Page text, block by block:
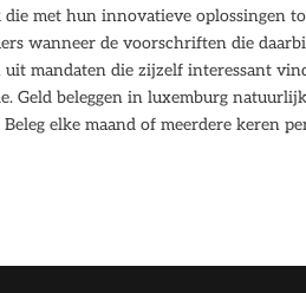
met hun innovatieve oplossingen
wanneer de voorschriften die
mandaten die zijzelf interessant
Geld beleggen in luxemburg
elke maand of meerdere keren